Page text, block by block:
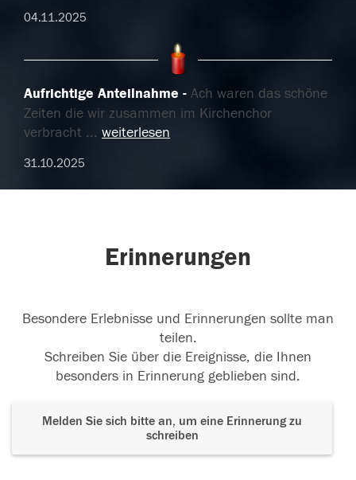
04.11.2025
Aufrichtige Anteilnahme
Ach waren das schöne
Zeiten die wir zusammen im Kirchenchor
verbracht ... weiterlesen
31.10.2025
Erinnerungen
Besondere Erlebnisse und Erinnerungen sollte man
teilen.
Schreiben Sie über die Ereignisse, die Ihnen
besonders in Erinnerung geblieben sind.
Melden Sie sich bitte an, um eine Erinnerung zu
schreiben